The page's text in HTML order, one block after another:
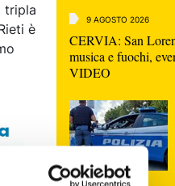
tripla
è
9 AGOSTO 2026
CERVIA: San
musica e fuochi,
VIDEO